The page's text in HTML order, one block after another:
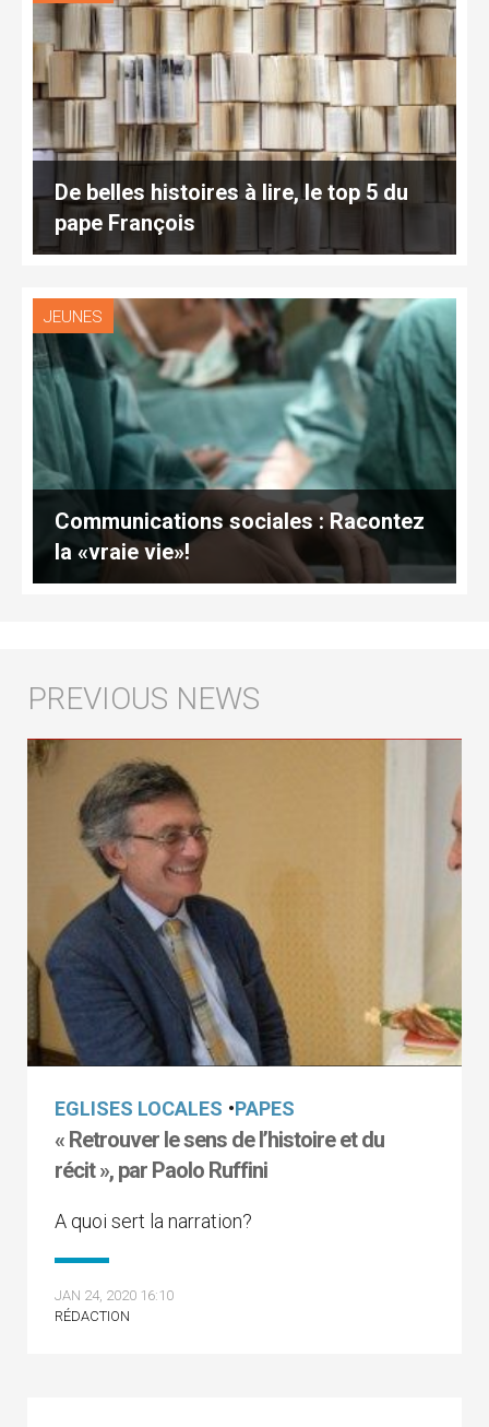
De belles histoires à lire, le top 5 du
pape François
JEUNES
Communications sociales : Racontez
la «vraie vie»!
EGLISES LOCALES •PAPES
« Retrouver le sens de l’histoire et du
récit », par Paolo Ruffini
A quoi sert la narration?
JAN 24, 2020 16:10
RÉDACTION